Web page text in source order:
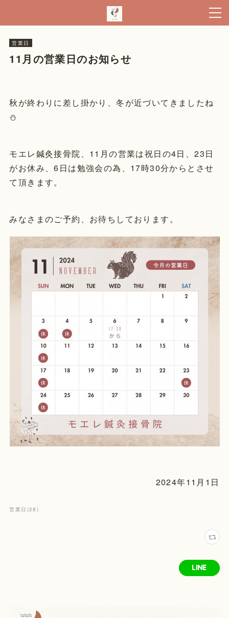
営業日
11月の営業日のお知らせ
秋が終わりに差し掛かり、冬が近づいてきましたね
⛄️
モエレ鍼灸接骨院、11月の営業は祝日の4日、23日
がお休み、6日は勉強会の為、17時30分からとさせ
て頂きます。
みなさまのご予約、お待ちしております。
2024年11月1日
営業日 (28 )